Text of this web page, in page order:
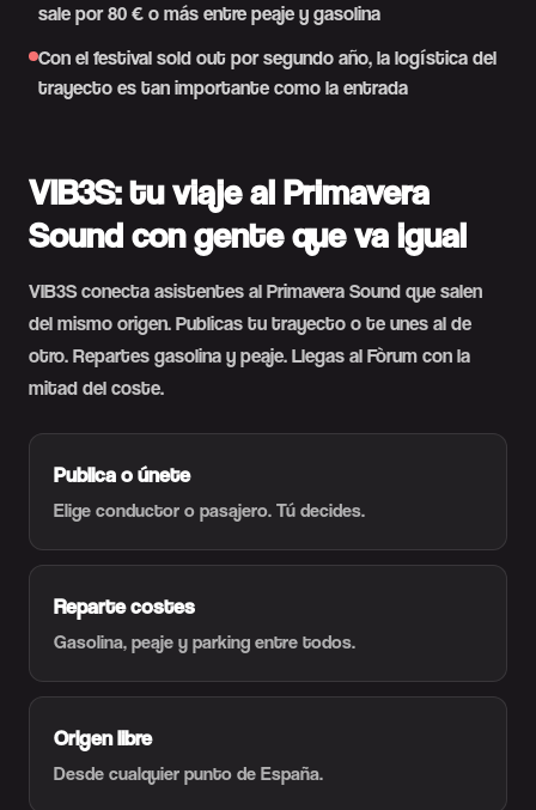
sale por 80 € o más entre peaje y gasolina
Con el festival sold out por segundo año, la logística del
trayecto es tan importante como la entrada
VIB3S: tu viaje al Primavera
Sound con gente que va igual
VIB3S conecta asistentes al Primavera Sound que salen
del mismo origen. Publicas tu trayecto o te unes al de
otro. Repartes gasolina y peaje. Llegas al Fòrum con la
mitad del coste.
Publica o únete
Elige conductor o pasajero. Tú decides.
Reparte costes
Gasolina, peaje y parking entre todos.
Origen libre
Desde cualquier punto de España.